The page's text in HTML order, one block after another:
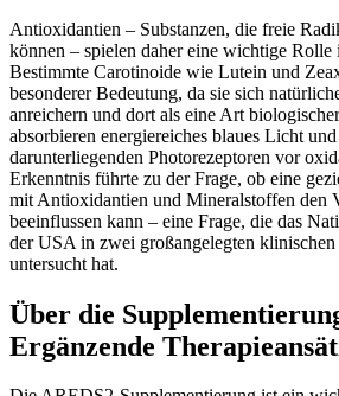
Antioxidantien – Substanzen, die freie
können – spielen daher eine wichtige Rolle
Bestimmte Carotinoide wie Lutein und
besonderer Bedeutung, da sie sich
anreichern und dort als eine Art
absorbieren energiereiches blaues Licht
darunterliegenden Photorezeptoren vor
Erkenntnis führte zu der Frage, ob eine
mit Antioxidantien und Mineralstoffen den
beeinflussen kann – eine Frage, die das
der USA in zwei großangelegten klinischen
untersucht hat.
Über die
Ergänzende